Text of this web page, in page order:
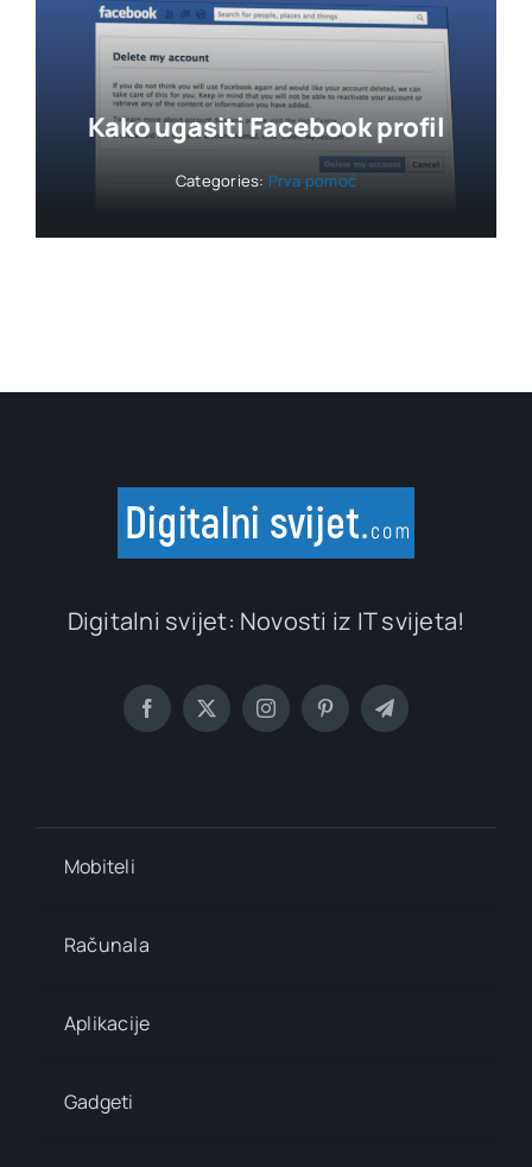
Kako ugasiti Facebook profil
Categories: Prva pomoć
Digitalni svijet: Novosti iz IT svijeta!
Mobiteli
Računala
Aplikacije
Gadgeti